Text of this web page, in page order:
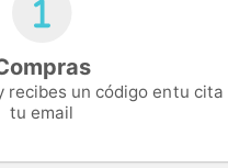
recibes un código en
tu email
tu cita